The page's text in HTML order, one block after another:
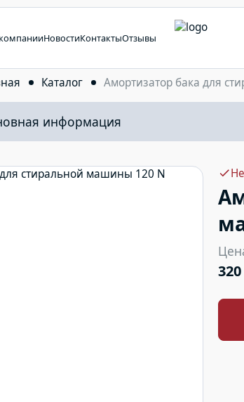
НовостиКонтактыОтзывы
Каталог Амортизатор бака для
информация